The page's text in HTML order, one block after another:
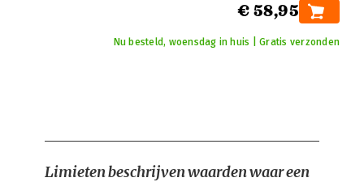
€ 58,95
Nu besteld, woensdag in huis | Gratis verzonden
Limieten beschrijven waarden waar een